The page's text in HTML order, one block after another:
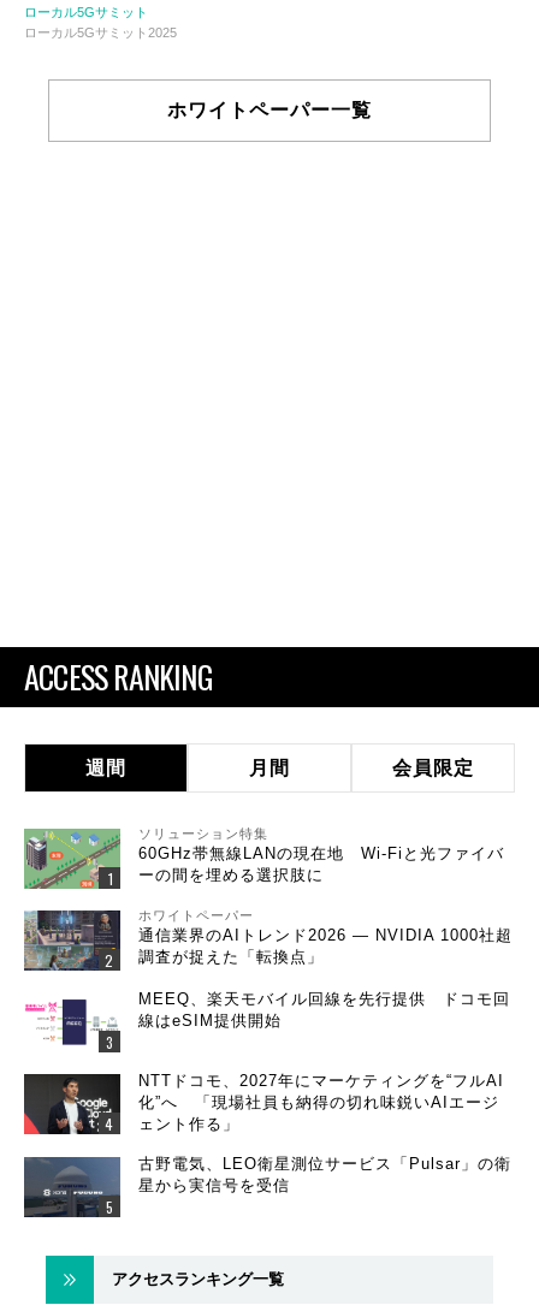
ローカル5Gサミット
ローカル5Gサミット2025
ホワイトペーパー一覧
ACCESS RANKING
週間 月間 会員限定
ソリューション特集
60GHz帯無線LANの現在地 Wi-Fiと光ファイバ
ーの間を埋める選択肢に
ホワイトペーパー
通信業界のAIトレンド2026 ― NVIDIA 1000社超
調査が捉えた「転換点」
MEEQ、楽天モバイル回線を先行提供 ドコモ回
線はeSIM提供開始
NTTドコモ、2027年にマーケティングを“フルAI
化”へ 「現場社員も納得の切れ味鋭いAIエージ
ェント作る」
古野電気、LEO衛星測位サービス「Pulsar」の衛
星から実信号を受信
アクセスランキング一覧